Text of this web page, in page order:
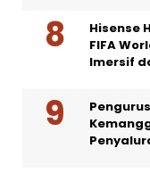
Hisense
FIFA
Imersif